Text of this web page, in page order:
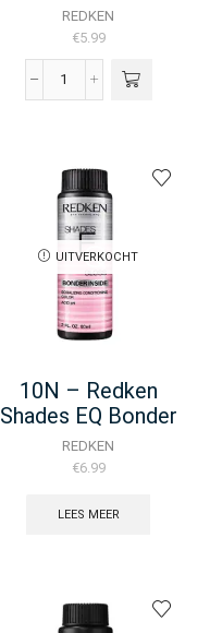
REDKEN
€5.99
10N
Gel
Lacquers
-
60ML
aantal
UITVERKOCHT
10N – Redken
Shades EQ Bonder
Inside – 60ML
REDKEN
€6.99
LEES MEER